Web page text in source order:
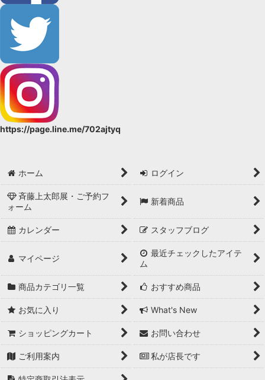
https://page.line.me/702ajtyq
ホーム ログイン
斉藤上太郎展・ご予約フ
ォーム
新着商品
カレンダー スタッフブログ
マイページ
最近チェックしたアイテ
ム
商品カテゴリ一覧 おすすめ商品
お気に入り What's New
ショッピングカート お問い合わせ
ご利用案内 私が店長です